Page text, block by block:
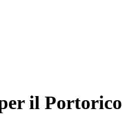
il Portorico